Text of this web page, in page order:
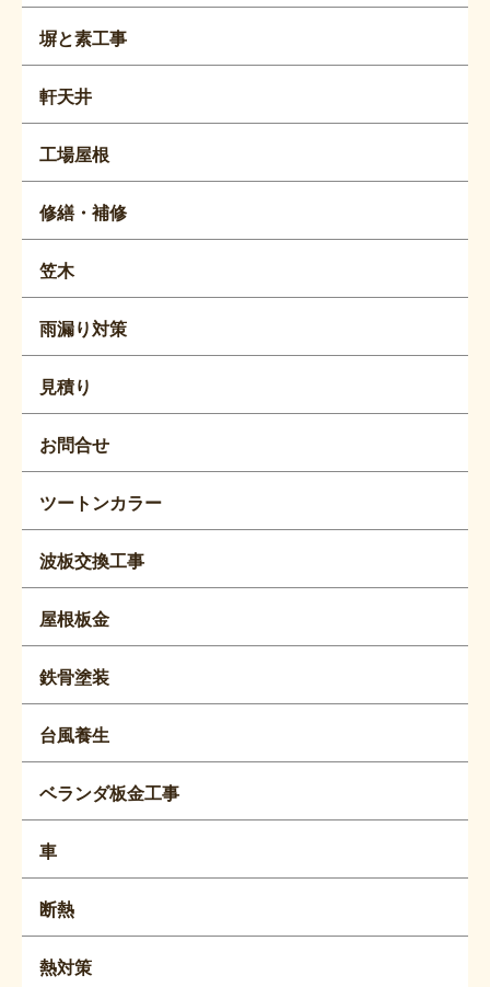
塀と素工事
軒天井
工場屋根
修繕・補修
笠木
雨漏り対策
見積り
お問合せ
ツートンカラー
波板交換工事
屋根板金
鉄骨塗装
台風養生
ベランダ板金工事
車
断熱
熱対策